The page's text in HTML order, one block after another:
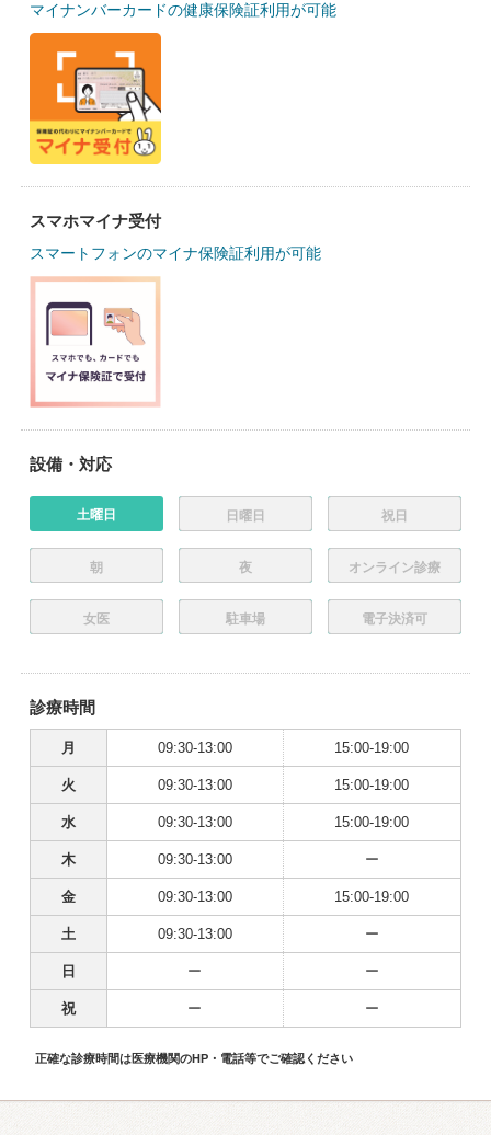
マイナンバーカードの健康保険証利用が可能
スマホマイナ受付
スマートフォンのマイナ保険証利用が可能
設備・対応
土曜日 日曜日 祝日
朝 夜 オンライン診療
女医 駐車場 電子決済可
診療時間
月 09:30-13:00 15:00-19:00
火 09:30-13:00 15:00-19:00
水 09:30-13:00 15:00-19:00
木 09:30-13:00 ー
金 09:30-13:00 15:00-19:00
土 09:30-13:00 ー
日 ー ー
祝 ー ー
正確な診療時間は医療機関のHP・電話等でご確認ください